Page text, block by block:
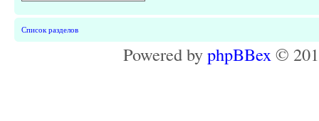
Список разделов
Powered byphpBBex ©